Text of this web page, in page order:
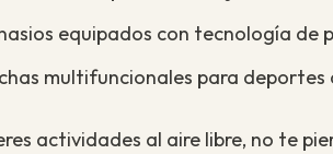
equipados con tecnología de
multifuncionales para
actividades al aire libre, no te